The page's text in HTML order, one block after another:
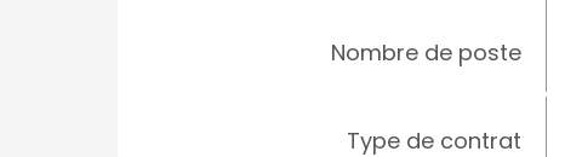
Nombre de poste
Type de contrat